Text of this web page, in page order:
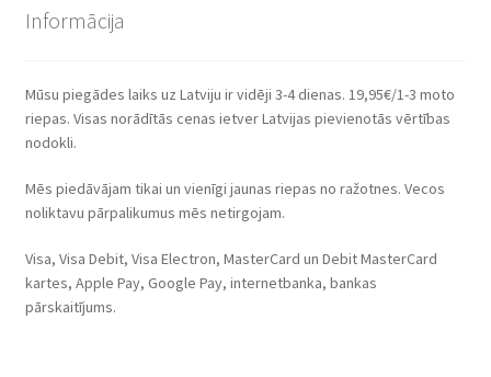
Informācija
Mūsu piegādes laiks uz Latviju ir vidēji 3-4 dienas. 19,95€/1-3 moto
riepas. Visas norādītās cenas ietver Latvijas pievienotās vērtības
nodokli.
Mēs piedāvājam tikai un vienīgi jaunas riepas no ražotnes. Vecos
noliktavu pārpalikumus mēs netirgojam.
Visa, Visa Debit, Visa Electron, MasterCard un Debit MasterCard
kartes, Apple Pay, Google Pay, internetbanka, bankas
pārskaitījums.